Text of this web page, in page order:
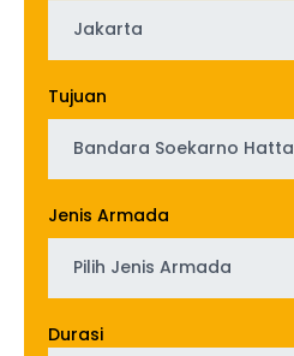
Jakarta
Tujuan
Bandara Soekarno Hatta
Jenis Armada
Pilih Jenis Armada
Durasi